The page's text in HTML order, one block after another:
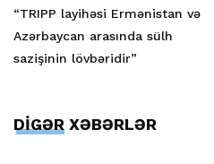
“TRIPP layihəsi Ermənistan və
Azərbaycan arasında sülh
sazişinin lövbəridir”
DİGƏR XƏBƏRLƏR